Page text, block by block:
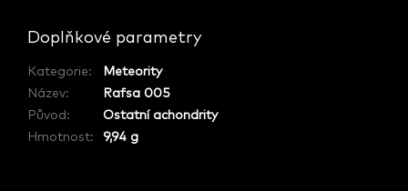
Doplňkové parametry
Kategorie:
Meteority
Název:
Rafsa 005
Původ :
Ostatní achondrity
Hmotnost: 9,94 g